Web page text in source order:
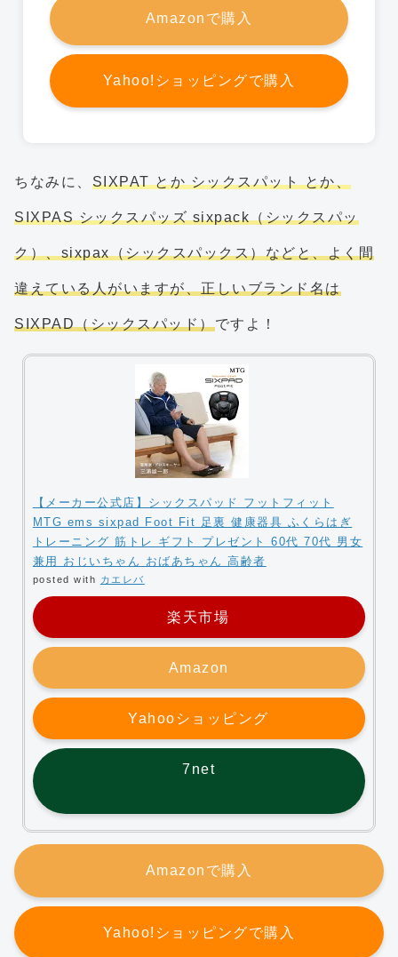
Amazonで購入
Yahoo!ショッピングで購入
ちなみに、 SIXPAT とか シックスパット とか、
SIXPAS シックスパッズ sixpack（シックスパッ
ク）、sixpax（シックスパックス）などと、よく間
違えている人がいますが、正しいブランド名は
SIXPAD（シックスパッド）ですよ！
【メーカー公式店】シックスパッド フットフィット
MTG ems sixpad Foot Fit 足裏 健康器具 ふくらはぎ
トレーニング 筋トレ ギフト プレゼント 60代 70代 男女
兼用 おじいちゃん おばあちゃん 高齢者
posted with カエレバ
楽天市場
Amazon
Yahooショッピング
7net
Amazonで購入
Yahoo!ショッピングで購入